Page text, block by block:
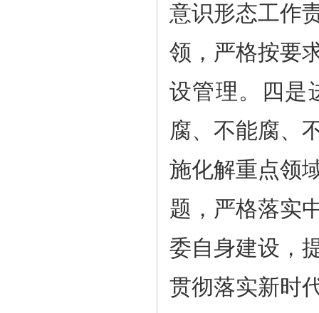
意识形态工作
领，严格按要
设管理。四是
腐、不能腐、
施化解重点领
题，严格落实
委自身建设，
贯彻落实新时